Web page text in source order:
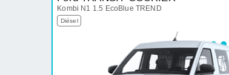
Kombi N1 1.5 EcoBlue TREND
Diésel